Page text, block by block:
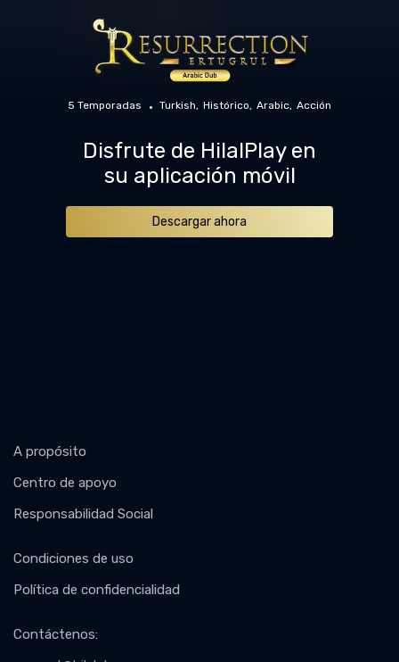
5 Temporadas Turkish Histórico Arabic Acción
Disfrute de HilalPlay en
su aplicación móvil
Descargar ahora
A propósito
Centro de apoyo
Responsabilidad Social
Condiciones de uso
Política de confidencialidad
Contáctenos: